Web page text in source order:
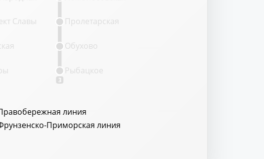
линия
Приморская линия
3
Рыбацкое
Обухово
Пролетарская
Славы